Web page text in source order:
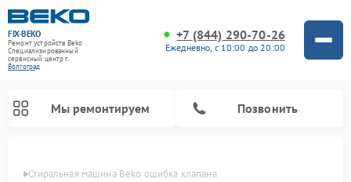
FIX-BEKO
Ремонт устройств Beko
Специализированный
cервисный центр г.
Волгоград
+7 (844) 290-70-26
Ежедневно, с 10:00 до 20:00
Мы ремонтируем Позвонить
Стиральная машина Beko ошибка клапана